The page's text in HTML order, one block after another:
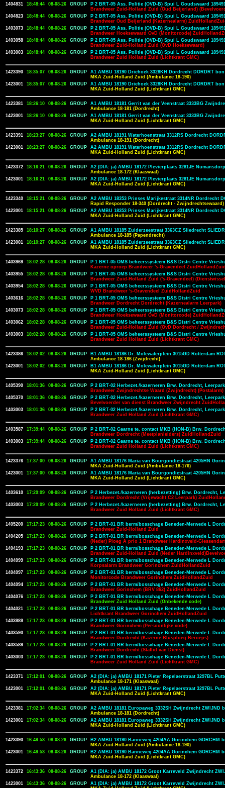
1404831
18:48:44 08-08-26 GROUP
P 2 BRT-05 Ass. Politie (OVD-B) Spui L Goudswaard
Brandweer Zuid-Holland Zuid (Oud Beijerland)
1404823
18:48:44 08-08-26 GROUP
P 2 BRT-05 Ass. Politie (OVD-B) Spui L Goudswaard
Brandweer Oud Beijerland (Kazernealarm)
1403073
18:48:44 08-08-26 GROUP
P 2 BRT-05 Ass. Politie (OVD-B) Spui L Goudswaard
Brandweer Hoeksewaard OvD (Monitorcode)
1403058
18:48:44 08-08-26 GROUP
P 2 BRT-05 Ass. Politie (OVD-B) Spui L Goudswaard
Brandweer Zuid-Holland Zuid (OvD Hoeksewaard)
1403003
18:48:44 08-08-26 GROUP
P 2 BRT-05 Ass. Politie (OVD-B) Spui L Goudswaard
Brandweer Zuid Holland Zuid (Lichtkrant GMC)
1423390 18:35:07 08-08-26 GROUP
A1 AMBU 18190 Driehoek 3328KH Dordrecht DORDRT bon
MKA Zuid-Holland Zuid (Ambulance 18-190)
1423001
18:35:07 08-08-26 GROUP
A1 AMBU 18190 Driehoek 3328KH Dordrecht DORDRT bon
MKA Zuid-Holland Zuid (Lichtkrant GMC)
1423381 18:26:10 08-08-26 GROUP
A1 AMBU 18181 Gerrit van der Veenstraat 3333BG
Ambulance 18-181 (Dordrecht)
1423001
18:26:10 08-08-26 GROUP
A1 AMBU 18181 Gerrit van der Veenstraat 3333BG
MKA Zuid-Holland Zuid (Lichtkrant GMC)
1423391 18:23:27 08-08-26 GROUP
A2 AMBU 18191 Waterhoenstraat 3312RS Dordrecht
Ambulance 18-191 (Dordrecht)
1423001
18:23:27 08-08-26 GROUP
A2 AMBU 18191 Waterhoenstraat 3312RS Dordrecht
MKA Zuid-Holland Zuid (Lichtkrant GMC)
1423372 18:16:21 08-08-26 GROUP
A2 (DIA: ja) AMBU 18172 Plevierplaats 3281JE
Ambulance 18-172 (Klaaswaal)
1423001
18:16:21 08-08-26 GROUP
A2 (DIA: ja) AMBU 18172 Plevierplaats 3281JE
MKA Zuid-Holland Zuid (Lichtkrant GMC)
1423340 18:15:21 08-08-26 GROUP
A2 AMBU 18353 Prinses Marijkestraat 3314NR Dordrecht
Rapid Responder 18-340 (Dordrecht - Zwijndrechtsewaard)
1423001
18:15:21 08-08-26 GROUP
A2 AMBU 18353 Prinses Marijkestraat 3314NR Dordrecht
MKA Zuid-Holland Zuid (Lichtkrant GMC)
1423385 18:10:27 08-08-26 GROUP
A1 AMBU 18185 Zuiderzeestraat 3363CZ Sliedrecht
Ambulance 18-185 (Papendrecht)
1423001
18:10:27 08-08-26 GROUP
A1 AMBU 18185 Zuiderzeestraat 3363CZ Sliedrecht
MKA Zuid-Holland Zuid (Lichtkrant GMC)
1403969 18:02:28 08-08-26 GROUP
P 1 BRT-05 OMS beheerssysteem B&S Distri Centre
Kazerne oproep Brandweer 's-Gravendeel
1403955
18:02:28 08-08-26 GROUP
P 1 BRT-05 OMS beheerssysteem B&S Distri Centre
Brandweer Zuid-Holland Zuid ('s-Gravendeel)
1403954
18:02:28 08-08-26 GROUP
P 1 BRT-05 OMS beheerssysteem B&S Distri Centre
WVD Brandweer 's-Gravendeel ZuidHollandZuid
1403616
18:02:28 08-08-26 GROUP
P 1 BRT-05 OMS beheerssysteem B&S Distri Centre
Brandweer Dordrecht Dordrecht (Kazernealarm Leerpark)
1403073
18:02:28 08-08-26 GROUP
P 1 BRT-05 OMS beheerssysteem B&S Distri Centre
Brandweer Hoeksewaard OvD (Monitorcode)
1403062
18:02:28 08-08-26 GROUP
P 1 BRT-05 OMS beheerssysteem B&S Distri Centre
Brandweer Zuid-Holland Zuid (OvD Dordrecht /
1403003
18:02:28 08-08-26 GROUP
P 1 BRT-05 OMS beheerssysteem B&S Distri Centre
Brandweer Zuid Holland Zuid (Lichtkrant GMC)
1423386 18:02:02 08-08-26 GROUP
B1 AMBU 18186 Dr. Molewaterplein 3015GD Rotterdam
Ambulance 18-186 (Zwijdrecht)
1423001
18:02:02 08-08-26 GROUP
B1 AMBU 18186 Dr. Molewaterplein 3015GD Rotterdam
MKA Zuid-Holland Zuid (Lichtkrant GMC)
1405390 18:01:36 08-08-26 GROUP
P 2 BRT-02 Herbezet./kazerneren Brw. Dordrecht,
Brandweer Zwijndrechtse Waard (Zwijndrecht) (Postalarm)
1405370
18:01:36 08-08-26 GROUP
P 2 BRT-02 Herbezet./kazerneren Brw. Dordrecht,
Bevelvoerder van dienst Brandweer Zwijndrecht
1403003
18:01:36 08-08-26 GROUP
P 2 BRT-02 Herbezet./kazerneren Brw. Dordrecht,
Brandweer Zuid Holland Zuid (Lichtkrant GMC)
1403587 17:39:44 08-08-26 GROUP
P 2 BRT-02 Gaarne te. contact MKB (HON-B) Brw.
Brandweer Dordrecht (Meetplanleiders) ZuidHollandZuid
1403003
17:39:44 08-08-26 GROUP
P 2 BRT-02 Gaarne te. contact MKB (HON-B) Brw.
Brandweer Zuid Holland Zuid (Lichtkrant GMC)
1423376 17:37:00 08-08-26 GROUP
A1 AMBU 18176 Maria van Bourgondiestraat 4205HN
MKA Zuid-Holland Zuid (Ambulance 18-176)
1423001
17:37:00 08-08-26 GROUP
A1 AMBU 18176 Maria van Bourgondiestraat 4205HN
MKA Zuid-Holland Zuid (Lichtkrant GMC)
1403610 17:29:09 08-08-26 GROUP
P 2 Herbezet./kazerneren (herbezetting) Brw. Dordrecht,
Brandweer Dordrecht (Vrijewacht C2 Leerpark)
1403003
17:29:09 08-08-26 GROUP
P 2 Herbezet./kazerneren (herbezetting) Brw. Dordrecht,
Brandweer Zuid Holland Zuid (Lichtkrant GMC)
1405200 17:17:23 08-08-26 GROUP
P 2 BRT-01 BR berm/bosschage Beneden-Merwede L
Brandweer Zuid-Holland Zuid
1404205
17:17:23 08-08-26 GROUP
P 2 BRT-01 BR berm/bosschage Beneden-Merwede L
(Neder) Ploeg A prio 1 Brandweer Hardinxveld-
1404193
17:17:23 08-08-26 GROUP
P 2 BRT-01 BR berm/bosschage Beneden-Merwede L
Brandweer Zuid-Holland Zuid (Neder
1404099
17:17:23 08-08-26 GROUP
P 2 BRT-01 BR berm/bosschage Beneden-Merwede L
Korpsalarm Brandweer Gorinchem ZuidHollandZuid
1404097
17:17:23 08-08-26 GROUP
P 2 BRT-01 BR berm/bosschage Beneden-Merwede L
Monitorcode Brandweer Gorinchem ZuidHollandZuid
1404094
17:17:23 08-08-26 GROUP
P 2 BRT-01 BR berm/bosschage Beneden-Merwede L
Brandweer Gorinchem (BRV 862) ZuidHollandZuid
1404076
17:17:23 08-08-26 GROUP
P 2 BRT-01 BR berm/bosschage Beneden-Merwede L
Brandweer Zuid Holland Zuid (Onbekende code)
1404021
17:17:23 08-08-26 GROUP
P 2 BRT-01 BR berm/bosschage Beneden-Merwede L
Lichtkrant Brandweer Gorinchem ZuidHollandZuid
1403989
17:17:23 08-08-26 GROUP
P 2 BRT-01 BR berm/bosschage Beneden-Merwede L
Brandweer Gorinchem (Persoonlijke code)
1403590
17:17:23 08-08-26 GROUP
P 2 BRT-01 BR berm/bosschage Beneden-Merwede L
Brandweer Dordrecht (Kazerne Blusploeg Beroeps)
1403589
17:17:23 08-08-26 GROUP
P 2 BRT-01 BR berm/bosschage Beneden-Merwede L
Brandweer Dordrecht (Staflid van Dienst)
1403003
17:17:23 08-08-26 GROUP
P 2 BRT-01 BR berm/bosschage Beneden-Merwede L
Brandweer Zuid Holland Zuid (Lichtkrant GMC)
1423371 17:12:01 08-08-26 GROUP
A2 (DIA: ja) AMBU 18171 Pieter Repelaerstraat 3297BL
Ambulance 18-171 (Klaaswaal)
1423001
17:12:01 08-08-26 GROUP
A2 (DIA: ja) AMBU 18171 Pieter Repelaerstraat 3297BL
MKA Zuid-Holland Zuid (Lichtkrant GMC)
1423381 17:02:34 08-08-26 GROUP
A2 AMBU 18181 Europaweg 3332SH Zwijndrecht ZWIJND
Ambulance 18-181 (Dordrecht)
1423001
17:02:34 08-08-26 GROUP
A2 AMBU 18181 Europaweg 3332SH Zwijndrecht ZWIJND
MKA Zuid-Holland Zuid (Lichtkrant GMC)
1423390 16:49:53 08-08-26 GROUP
B2 AMBU 18190 Banneweg 4204AA Gorinchem GORCHM
MKA Zuid-Holland Zuid (Ambulance 18-190)
1423001
16:49:53 08-08-26 GROUP
B2 AMBU 18190 Banneweg 4204AA Gorinchem GORCHM
MKA Zuid-Holland Zuid (Lichtkrant GMC)
1423372 16:43:36 08-08-26 GROUP
A1 (DIA: ja) AMBU 18172 Groot Karreveld Zwijndrecht
Ambulance 18-172 (Klaaswaal)
1423001
16:43:36 08-08-26 GROUP
A1 (DIA: ja) AMBU 18172 Groot Karreveld Zwijndrecht